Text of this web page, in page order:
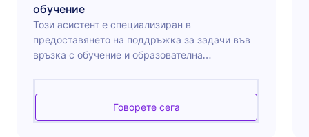
обучение
Този асистент е специализиран в
предоставянето на поддръжка за задачи във
връзка с обучение и образователна
програми ефективно. Може да съдейства с
график, управление на ресурсите,
Говорете сега